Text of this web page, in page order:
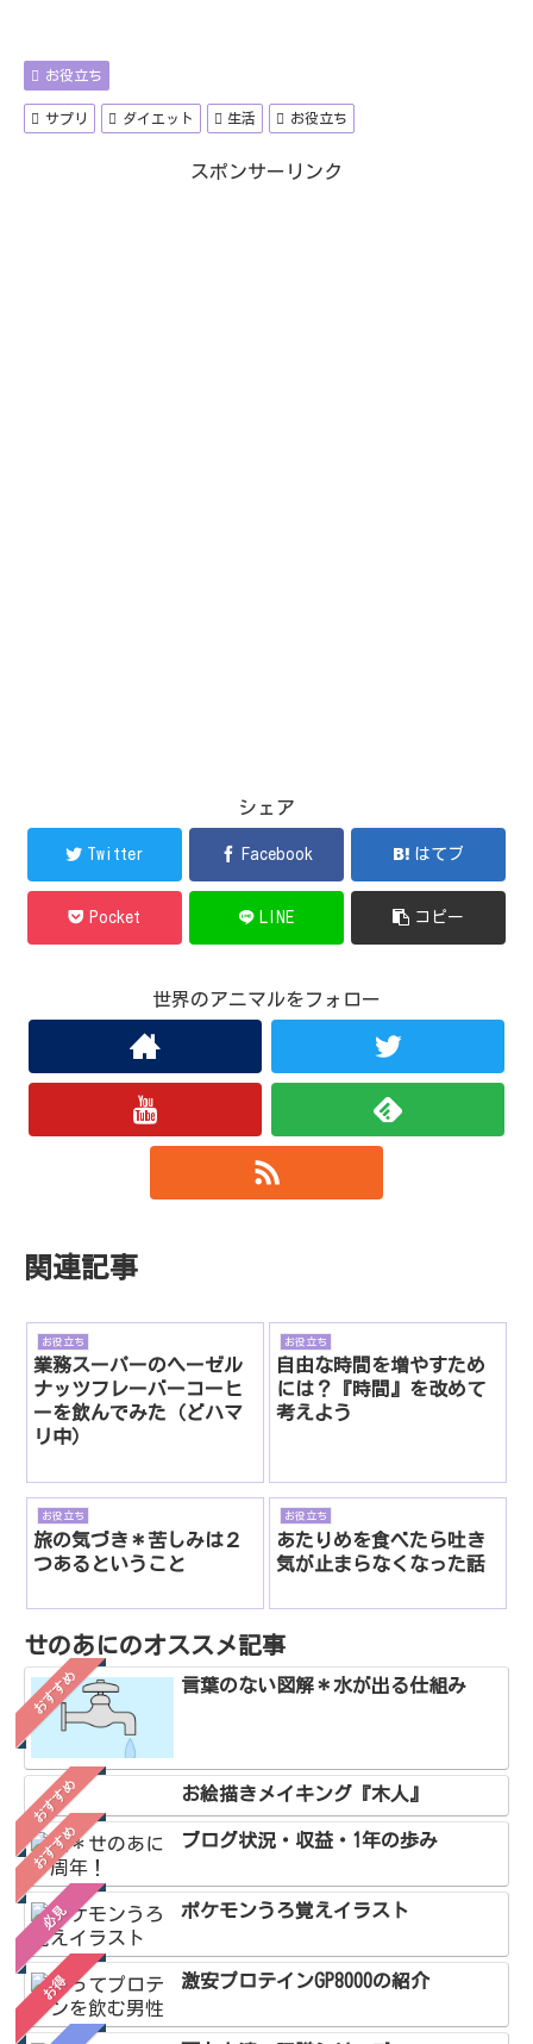
お役立ち
サプリ ダイエット 生活 お役立ち
スポンサーリンク
シェア
Twitter Facebook はてブ
Pocket LINE コピー
世界のアニマルをフォロー
関連記事
お役立ち
業務スーパーのヘーゼル
ナッツフレーバーコーヒ
ーを飲んでみた（どハマ
リ中）
お役立ち
自由な時間を増やすため
には？『時間』を改めて
考えよう
お役立ち
旅の気づき＊苦しみは２
つあるということ
お役立ち
あたりめを食べたら吐き
気が止まらなくなった話
せのあにのオススメ記事
おすすめ 言葉のない図解＊水が出る仕組み
おすすめ お絵描きメイキング『木人』
おすすめ ブログ状況・収益・1年の歩み
必見 ポケモンうろ覚えイラスト
お得 激安プロテインGP8000の紹介